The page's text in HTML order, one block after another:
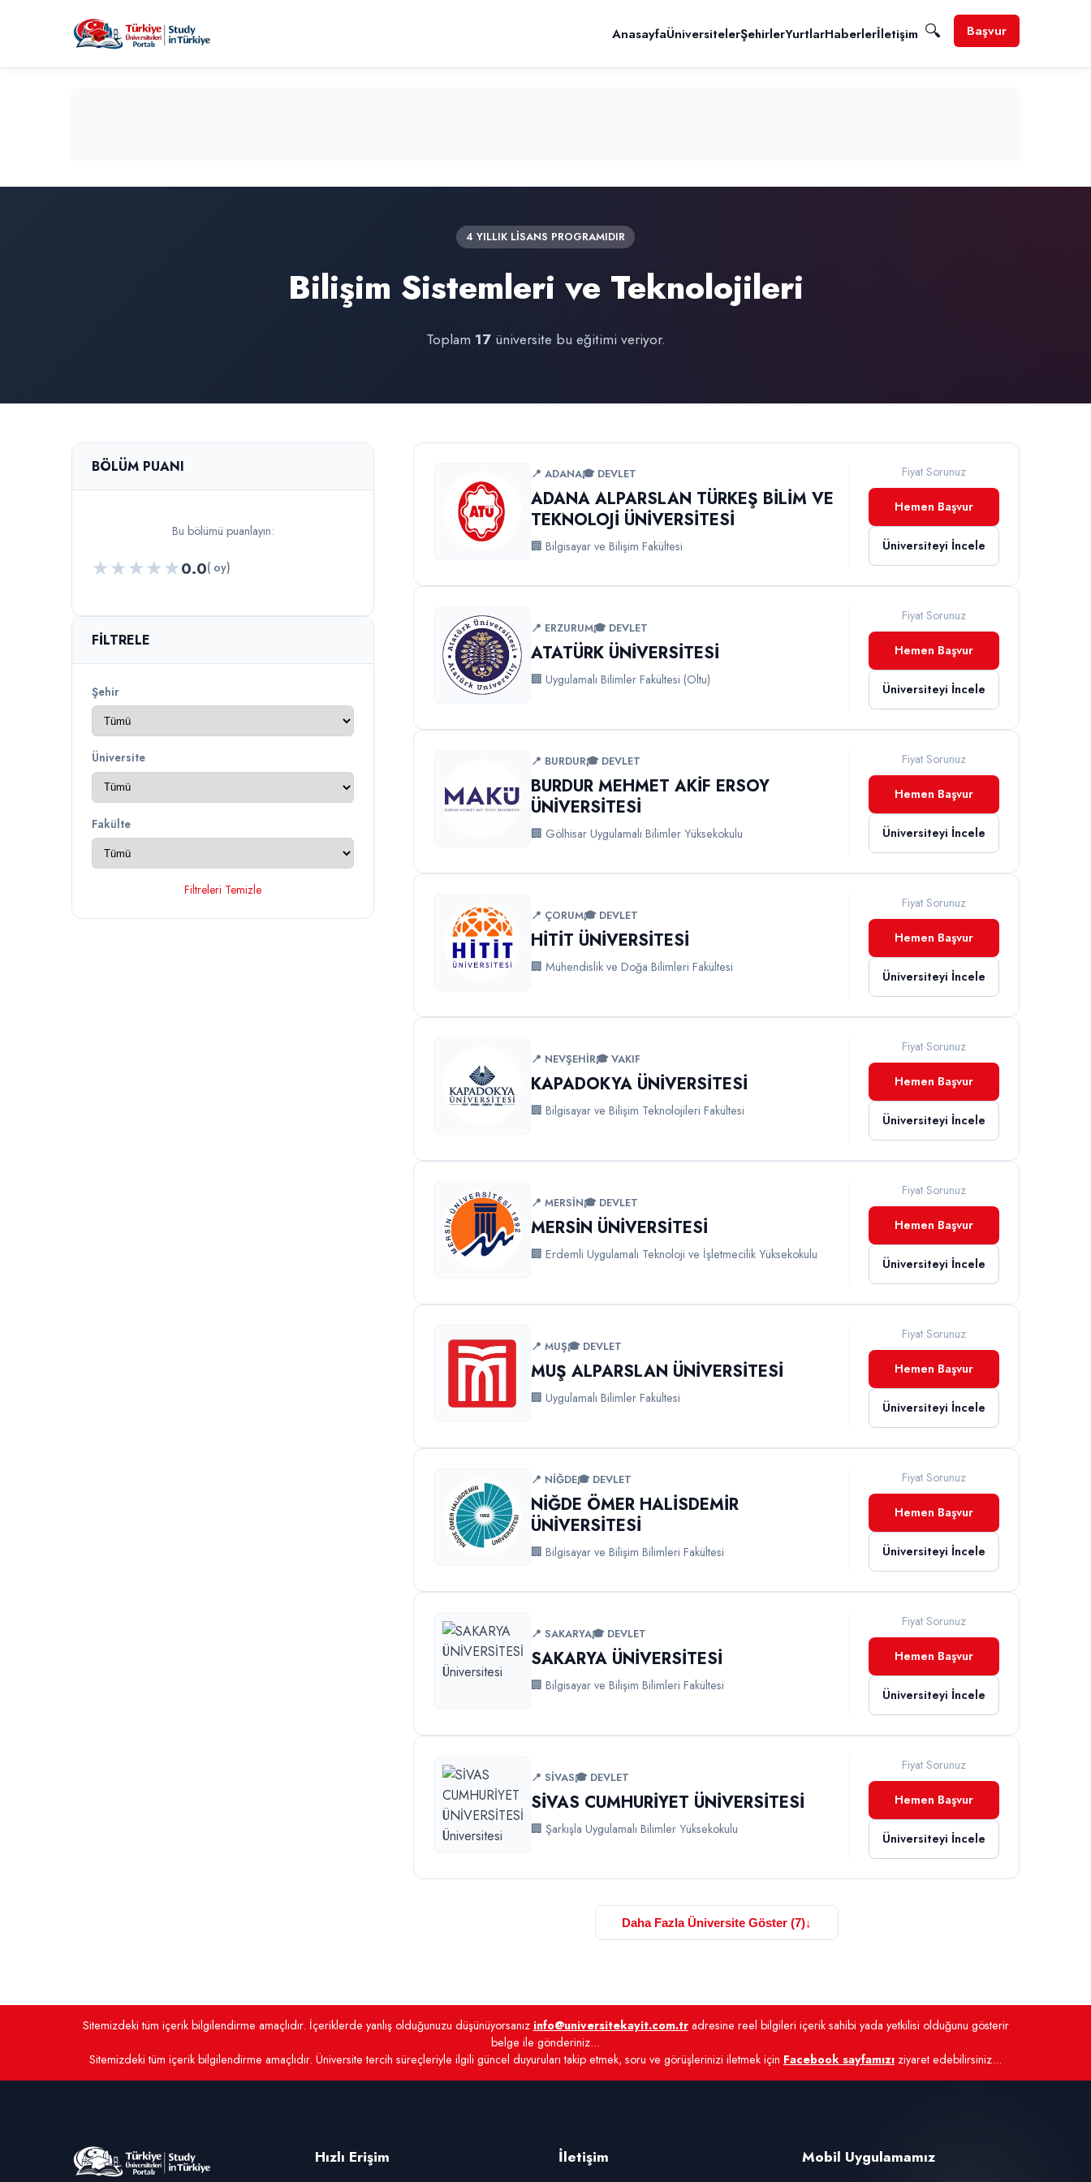
AnasayfaÜniversitelerŞehirlerYurtlarHaberlerİletişim 🔍 Başvur
4 YILLIK LİSANS PROGRAMIDIR
Bilişim Sistemleri ve Teknolojileri
Toplam 17üniversite bu eğitimi veriyor.
BÖLÜM PUANI
Bu bölümü puanlayın:
★★★★★0.0( oy)
FILTRELE
Şehir
Üniversite
Fakülte
Filtreleri Temizle
📍 ADANA🎓 DEVLET
ADANA ALPARSLAN TÜRKEŞ BİLİM VE
TEKNOLOJİ ÜNİVERSİTESİ
🏢 Bilgisayar ve Bilişim Fakültesi
Fiyat Sorunuz
Hemen Başvur
Üniversiteyi İncele
📍 ERZURUM🎓 DEVLET
ATATÜRK ÜNİVERSİTESİ
🏢 Uygulamalı Bilimler Fakültesi (Oltu)
Fiyat Sorunuz
Hemen Başvur
Üniversiteyi İncele
📍 BURDUR🎓 DEVLET
BURDUR MEHMET AKİF ERSOY
ÜNİVERSİTESİ
🏢 Gölhisar Uygulamalı Bilimler Yüksekokulu
Fiyat Sorunuz
Hemen Başvur
Üniversiteyi İncele
📍 ÇORUM🎓 DEVLET
HİTİT ÜNİVERSİTESİ
🏢 Mühendislik ve Doğa Bilimleri Fakültesi
Fiyat Sorunuz
Hemen Başvur
Üniversiteyi İncele
📍 NEVŞEHİR🎓 VAKIF
KAPADOKYA ÜNİVERSİTESİ
🏢 Bilgisayar ve Bilişim Teknolojileri Fakültesi
Fiyat Sorunuz
Hemen Başvur
Üniversiteyi İncele
📍 MERSİN🎓 DEVLET
MERSİN ÜNİVERSİTESİ
🏢 Erdemli Uygulamalı Teknoloji ve İşletmecilik Yüksekokulu
Fiyat Sorunuz
Hemen Başvur
Üniversiteyi İncele
📍 MUŞ🎓 DEVLET
MUŞ ALPARSLAN ÜNİVERSİTESİ
🏢 Uygulamalı Bilimler Fakültesi
Fiyat Sorunuz
Hemen Başvur
Üniversiteyi İncele
📍 NİĞDE🎓 DEVLET
NİĞDE ÖMER HALİSDEMİR
ÜNİVERSİTESİ
🏢 Bilgisayar ve Bilişim Bilimleri Fakültesi
Fiyat Sorunuz
Hemen Başvur
Üniversiteyi İncele
📍 SAKARYA🎓 DEVLET
SAKARYA ÜNİVERSİTESİ
🏢 Bilgisayar ve Bilişim Bilimleri Fakültesi
Fiyat Sorunuz
Hemen Başvur
Üniversiteyi İncele
📍 SİVAS🎓 DEVLET
SİVAS CUMHURİYET ÜNİVERSİTESİ
🏢 Şarkışla Uygulamalı Bilimler Yüksekokulu
Fiyat Sorunuz
Hemen Başvur
Üniversiteyi İncele
Daha Fazla Üniversite Göster (7)↓
Sitemizdeki tüm içerik bilgilendirme amaçlıdır. İçeriklerde yanlış olduğunuzu düşünüyorsanız info@universitekayit.com.tradresine reel bilgileri içerik sahibi yada yetkilisi olduğunu gösterir
belge ile gönderiniz...
Sitemizdeki tüm içerik bilgilendirme amaçlıdır. Üniversite tercih süreçleriyle ilgili güncel duyuruları takip etmek, soru ve görüşlerinizi iletmek için Facebook sayfamızı ziyaret edebilirsiniz...
Hızlı Erişim İletişim Mobil Uygulamamız